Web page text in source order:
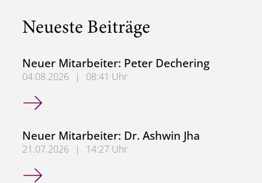
Neueste Beiträge
Neuer Mitarbeiter: Peter Dechering
04.08.2026 |
08:41 Uhr
Neuer Mitarbeiter: Peter Dechering
Neuer Mitarbeiter: Dr. Ashwin Jha
21.07.2026 |
14:27 Uhr
Neuer Mitarbeiter: Dr. Ashwin Jha